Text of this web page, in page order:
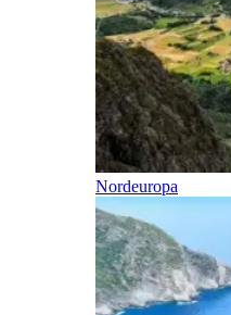
Nordeuropa